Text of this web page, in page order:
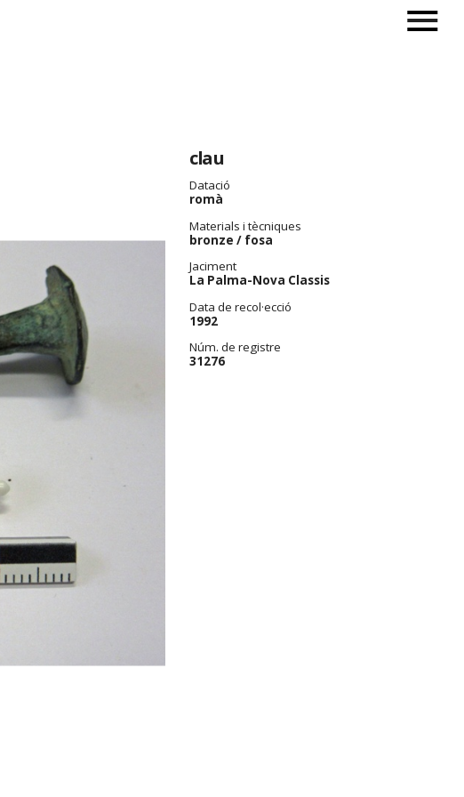
clau
Datació
romà
Materials i tècniques
bronze / fosa
Jaciment
La Palma-Nova Classis
Data de recol·ecció
1992
Núm. de registre
31276